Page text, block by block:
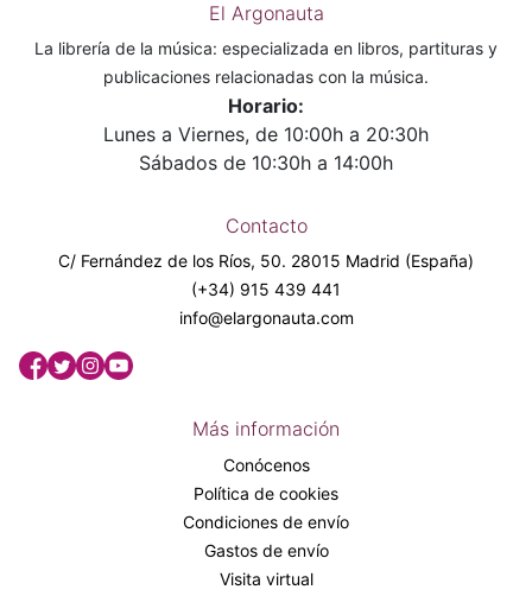
El Argonauta
La librería de la música: especializada en libros, partituras y
publicaciones relacionadas con la música.
Horario:
Lunes a Viernes, de 10:00h a 20:30h
Sábados de 10:30h a 14:00h
Contacto
C/ Fernández de los Ríos, 50. 28015 Madrid (España)
(+34) 915 439 441
info@elargonauta.com
Más información
Conócenos
Política de cookies
Condiciones de envío
Gastos de envío
Visita virtual